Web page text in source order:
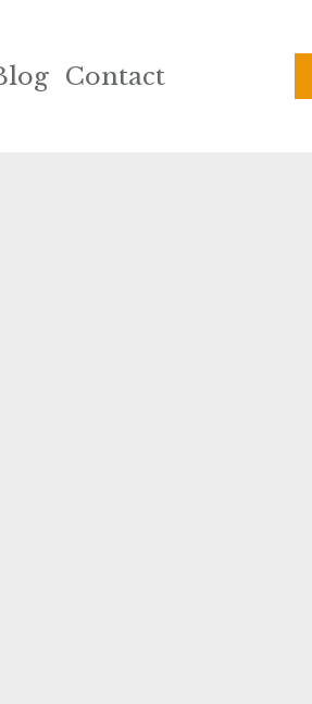
Contact